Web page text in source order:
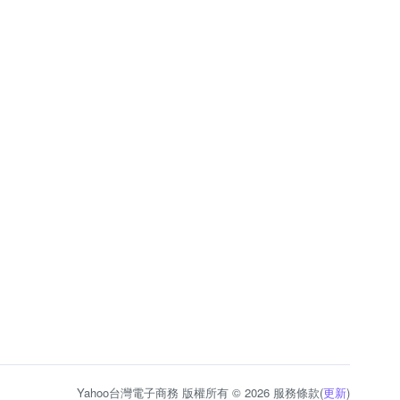
Yahoo台灣電子商務 版權所有 © 2026 服務條款(更新)